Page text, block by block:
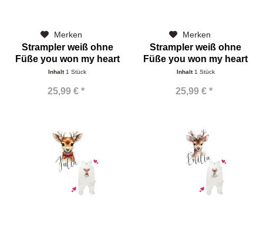
Merken
Strampler weiß ohne
Füße you won my heart
mommy
Inhalt 1 Stück
25,99 € *
Merken
Strampler weiß ohne
Füße you won my heart
daddy
Inhalt 1 Stück
25,99 € *